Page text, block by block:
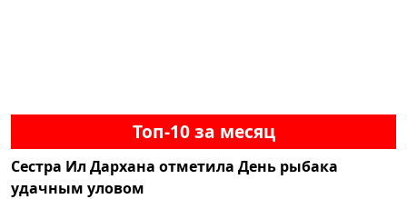
Топ-10 за месяц
Сестра Ил Дархана отметила День рыбака
удачным уловом